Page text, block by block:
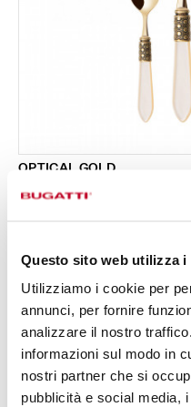
Questo sito web utilizza i
Utilizziamo i cookie per
annunci, per fornire
analizzare il nostro
informazioni sul modo in
nostri partner che si
pubblicità e social media,
OPTICAL GOLD
24 PEZZI PER 6 PERSONE